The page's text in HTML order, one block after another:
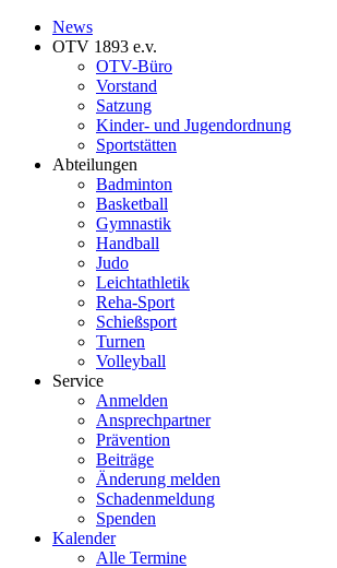
News
OTV 1893 e.v.
OTV-Büro
Vorstand
Satzung
Kinder- und Jugendordnung
Sportstätten
Abteilungen
Badminton
Basketball
Gymnastik
Handball
Judo
Leichtathletik
Reha-Sport
Schießsport
Turnen
Volleyball
Service
Anmelden
Ansprechpartner
Prävention
Beiträge
Änderung melden
Schadenmeldung
Spenden
Kalender
Alle Termine